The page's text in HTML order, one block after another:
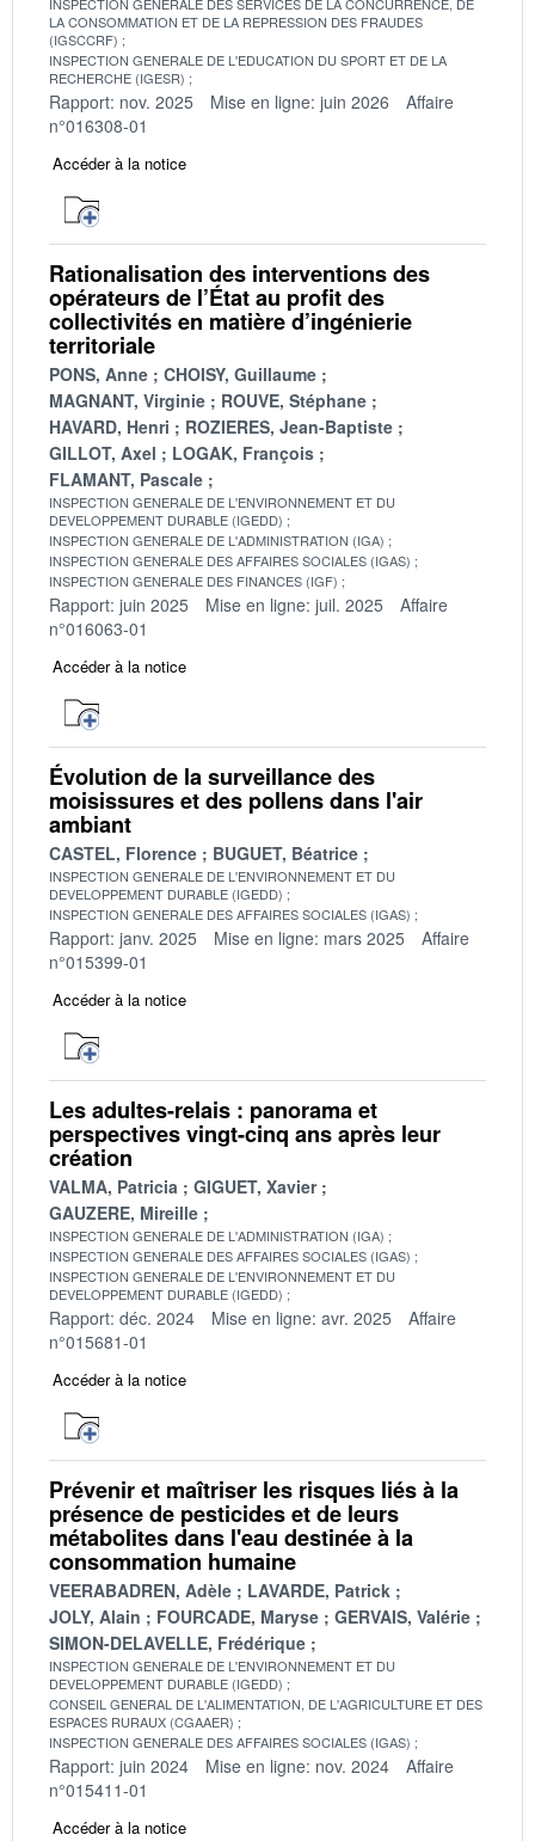
LA CONSOMMATION ET DE LA REPRESSION DES FRAUDES
(IGSCCRF)
INSPECTION GENERALE DE L'EDUCATION DU SPORT ET DE LA
RECHERCHE (IGESR)
Rapport: nov. 2025 Mise en ligne: juin 2026
Affaire
n°016308-01
Accéder à la notice
Rationalisation des interventions des
opérateurs de l’État au profit des
collectivités en matière d’ingénierie
territoriale
PONS, Anne
CHOISY, Guillaume
MAGNANT, Virginie
ROUVE, Stéphane
HAVARD, Henri
ROZIERES, Jean-Baptiste
GILLOT, Axel
LOGAK, François
FLAMANT, Pascale
INSPECTION GENERALE DE L'ENVIRONNEMENT ET DU
DEVELOPPEMENT DURABLE (IGEDD)
INSPECTION GENERALE DE L'ADMINISTRATION (IGA)
INSPECTION GENERALE DES AFFAIRES SOCIALES (IGAS)
INSPECTION GENERALE DES FINANCES (IGF)
Rapport: juin 2025 Mise en ligne: juil. 2025
Affaire
n°016063-01
Accéder à la notice
Évolution de la surveillance des
moisissures et des pollens dans l'air
ambiant
CASTEL, Florence BUGUET, Béatrice
INSPECTION GENERALE DE L'ENVIRONNEMENT ET DU
DEVELOPPEMENT DURABLE (IGEDD)
INSPECTION GENERALE DES AFFAIRES SOCIALES (IGAS)
Rapport: janv. 2025 Mise en ligne: mars 2025
Affaire
n°015399-01
Accéder à la notice
Les adultes-relais : panorama et
perspectives vingt-cinq ans après leur
création
VALMA, Patricia
GIGUET, Xavier
GAUZERE, Mireille
INSPECTION GENERALE DE L'ADMINISTRATION (IGA)
INSPECTION GENERALE DES AFFAIRES SOCIALES (IGAS)
INSPECTION GENERALE DE L'ENVIRONNEMENT ET DU
DEVELOPPEMENT DURABLE (IGEDD)
Rapport: déc. 2024 Mise en ligne: avr. 2025
Affaire
n°015681-01
Accéder à la notice
Prévenir et maîtriser les risques liés à la
présence de pesticides et de leurs
métabolites dans l'eau destinée à la
consommation humaine
VEERABADREN, Adèle
LAVARDE, Patrick
JOLY, Alain
FOURCADE, Maryse
GERVAIS, Valérie
SIMON-DELAVELLE, Frédérique
INSPECTION GENERALE DE L'ENVIRONNEMENT ET DU
DEVELOPPEMENT DURABLE (IGEDD)
CONSEIL GENERAL DE L'ALIMENTATION, DE L'AGRICULTURE ET DES
ESPACES RURAUX (CGAAER)
INSPECTION GENERALE DES AFFAIRES SOCIALES (IGAS)
Rapport: juin 2024 Mise en ligne: nov. 2024
Affaire
n°015411-01
Accéder à la notice